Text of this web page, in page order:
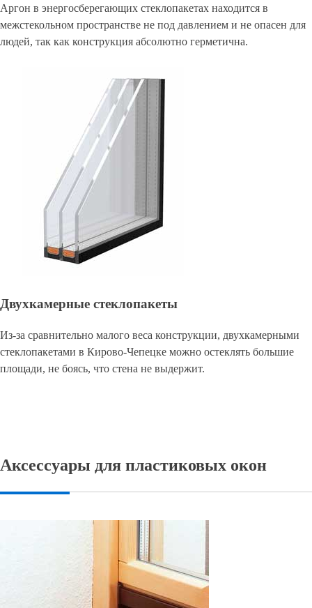
Аргон в энергосберегающих стеклопакетах находится в
межстекольном пространстве не под давлением и не опасен для
людей, так как конструкция абсолютно герметична.
Двухкамерные стеклопакеты
Из-за сравнительно малого веса конструкции, двухкамерными
стеклопакетами в Кирово-Чепецке можно остеклять большие
площади, не боясь, что стена не выдержит.
Аксессуары для пластиковых окон